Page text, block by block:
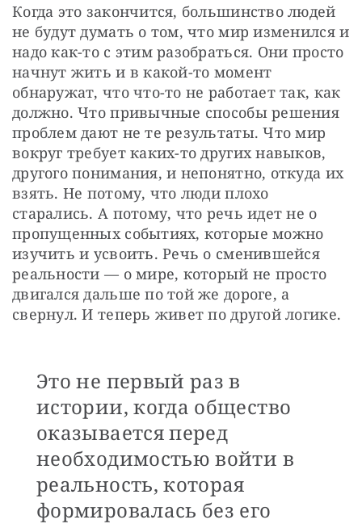
Когда это закончится, большинство людей
не будут думать о том, что мир изменился и
надо как-то с этим разобраться. Они просто
начнут жить и в какой-то момент
обнаружат, что что-то не работает так, как
должно. Что привычные способы решения
проблем дают не те результаты. Что мир
вокруг требует каких-то других навыков,
другого понимания, и непонятно, откуда их
взять. Не потому, что люди плохо
старались. А потому, что речь идет не о
пропущенных событиях, которые можно
изучить и усвоить. Речь о сменившейся
реальности — о мире, который не просто
двигался дальше по той же дороге, а
свернул. И теперь живет по другой логике.
Это не первый раз в
истории, когда общество
оказывается перед
необходимостью войти в
реальность, которая
формировалась без его